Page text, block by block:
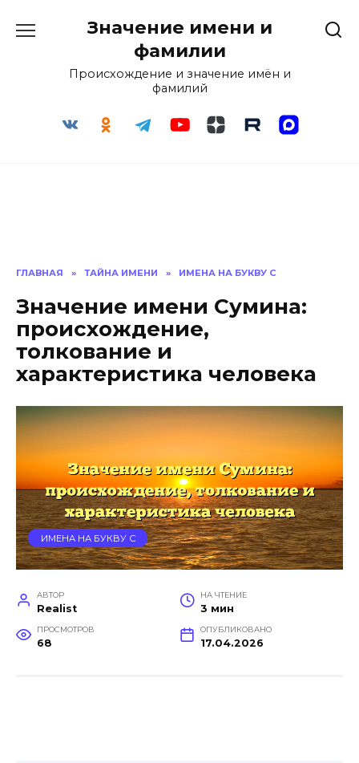
Значение имени и
фамилии
Происхождение и значение имён и
фамилий
ГЛАВНАЯ » ТАЙНА ИМЕНИ » ИМЕНА НА БУКВУ С
Значение имени Сумина:
происхождение,
толкование и
характеристика человека
ИМЕНА НА БУКВУ С
АВТОР
Realist
НА ЧТЕНИЕ
3 мин
ПРОСМОТРОВ
68
ОПУБЛИКОВАНО
17.04.2026